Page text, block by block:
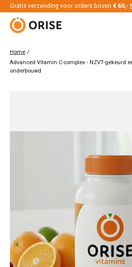
Gratis verzending voor orders boven € 60,-
Home /
Advanced Vitamin C-complex - NZVT-gekeurd
onderbouwd